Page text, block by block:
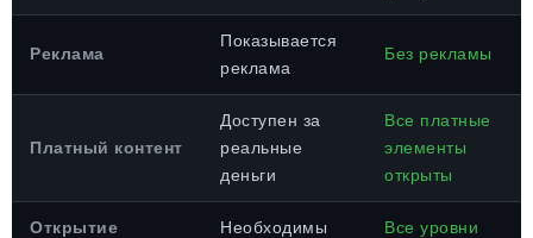
Реклама
Показывается
реклама
Без рекламы
Платный контент
Доступен за
реальные
деньги
Все платные
элементы
открыты
Открытие
Необходимы
Все уровни